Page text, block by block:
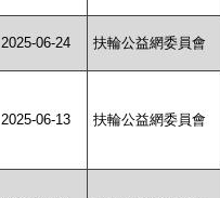
2025-06-24 扶輪公益網委員會
2025-06-13 扶輪公益網委員會